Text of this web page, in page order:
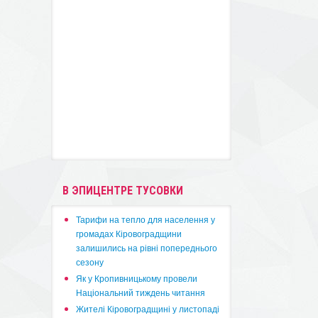
В ЭПИЦЕНТРЕ ТУСОВКИ
​Тарифи на тепло для населення у
громадах Кіровоградщини
залишились на рівні попереднього
сезону
​Як у Кропивницькому провели
Національний тиждень читання
​Жителі Кіровоградщині у листопаді